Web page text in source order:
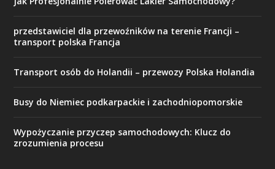
przedstawiciel dla przewoźników na terenie Francji –
transport polska Francja
Transport osób do Holandii – przewozy Polska Holandia
Busy do Niemiec podkarpackie i zachodniopomorskie
Wypożyczanie przyczep samochodowych: Klucz do
zrozumienia procesu